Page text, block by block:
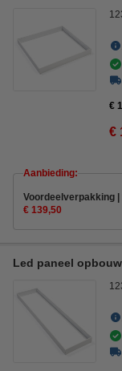
€
€
Aanbieding:
Voordeelverpakking |
€ 139,50
Led paneel